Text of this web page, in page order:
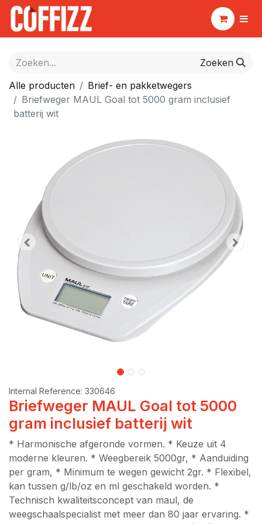
Zoeken
Alle producten
Brief- en pakketwegers
Briefweger MAUL Goal tot 5000 gram inclusief
batterij wit
Internal Reference: 330646
Briefweger MAUL Goal tot 5000
gram inclusief batterij wit
* Harmonische afgeronde vormen. * Keuze uit 4
moderne kleuren. * Weegbereik 5000gr, * Aanduiding
per gram, * Minimum te wegen gewicht 2gr. * Flexibel,
kan tussen g/lb/oz en ml geschakeld worden. *
Technisch kwaliteitsconcept van maul, de
weegschaalspecialist met meer dan 80 jaar ervaring. *